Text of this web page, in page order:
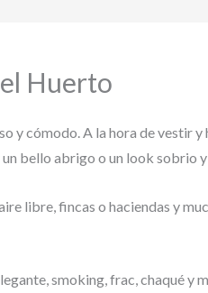
Huerto
cómodo. A la hora de vestir y
bello abrigo o un look sobrio
libre, fincas o haciendas y
smoking, frac, chaqué y